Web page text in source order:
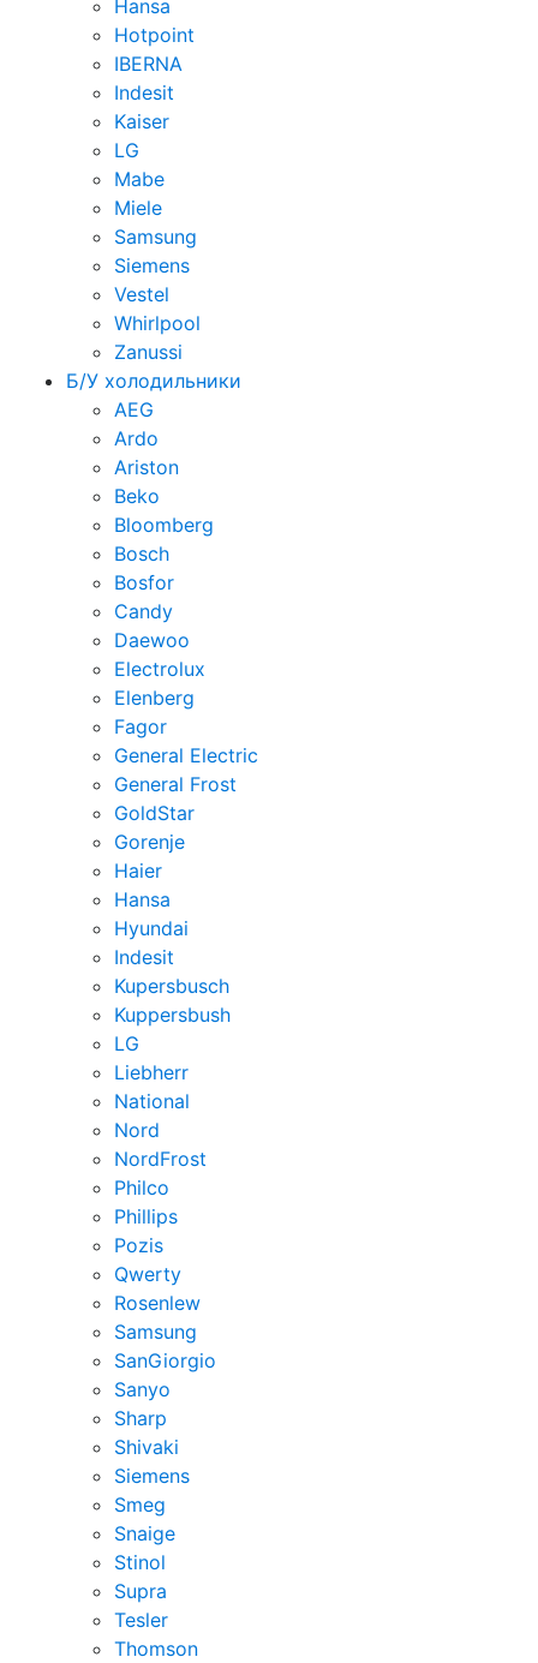
Hansa
Hotpoint
IBERNA
Indesit
Kaiser
LG
Mabe
Miele
Samsung
Siemens
Vestel
Whirlpool
Zanussi
Б/У холодильники
AEG
Ardo
Ariston
Beko
Bloomberg
Bosch
Bosfor
Candy
Daewoo
Electrolux
Elenberg
Fagor
General Electric
General Frost
GoldStar
Gorenje
Haier
Hansa
Hyundai
Indesit
Kupersbusch
Kuppersbush
LG
Liebherr
National
Nord
NordFrost
Philco
Phillips
Pozis
Qwerty
Rosenlew
Samsung
SanGiorgio
Sanyo
Sharp
Shivaki
Siemens
Smeg
Snaige
Stinol
Supra
Tesler
Thomson